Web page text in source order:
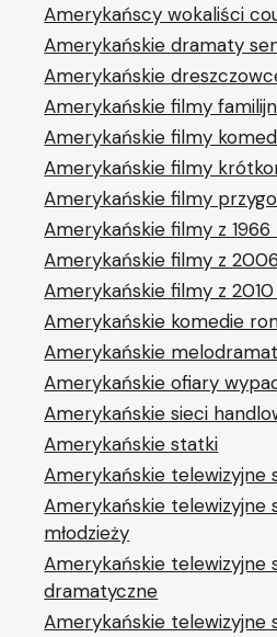
Amerykańscy wokaliści
Amerykańskie dramaty
Amerykańskie
Amerykańskie filmy
Amerykańskie filmy
Amerykańskie filmy
Amerykańskie filmy
Amerykańskie filmy z 1966
Amerykańskie filmy z
Amerykańskie filmy z
Amerykańskie komedie
Amerykańskie
Amerykańskie ofiary
Amerykańskie sieci
Amerykańskie statki
Amerykańskie telewizyjne
Amerykańskie telewizyjne
młodzieży
Amerykańskie telewizyjne
dramatyczne
Amerykańskie telewizyjne